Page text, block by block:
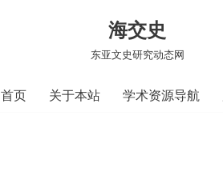
海交史
东亚文史研究动态网
首页 关于本站 学术资源导航